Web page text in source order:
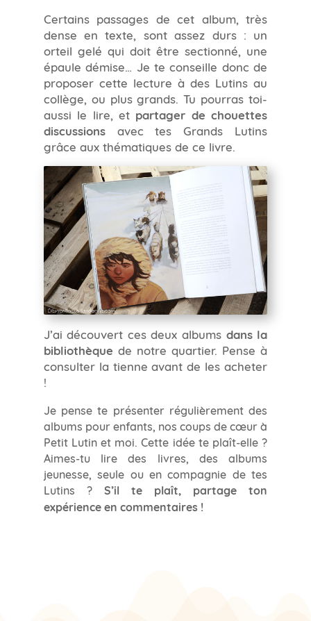
Certains passages de cet album, très
dense en texte, sont assez durs : un
orteil gelé qui doit être sectionné, une
épaule démise… Je te conseille donc de
proposer cette lecture à des Lutins au
collège, ou plus grands. Tu pourras toi-
aussi le lire, et partager de chouettes
discussionsavec tes Grands Lutins
grâce aux thématiques de ce livre.
J’ai découvert ces deux albums dans la
bibliothèque de notre quartier. Pense à
consulter la tienne avant de les acheter
!
Je pense te présenter régulièrement des
albums pour enfants, nos coups de cœur à
Petit Lutin et moi. Cette idée te plaît-elle ?
Aimes-tu lire des livres, des albums
jeunesse, seule ou en compagnie de tes
Lutins ? S’il te plaît, partage ton
expérience en commentaires !